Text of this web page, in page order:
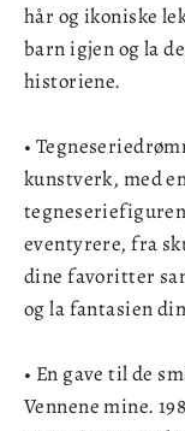
hår og ikoniske
barn igjen og la
historiene.
•
kunstverk, med
eventyrere, fra
dine favoritter
og la fantasien
• En gave til de
Vennene mine.